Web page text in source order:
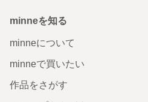
minneを知る
minneについて
minneで買いたい
作品をさがす